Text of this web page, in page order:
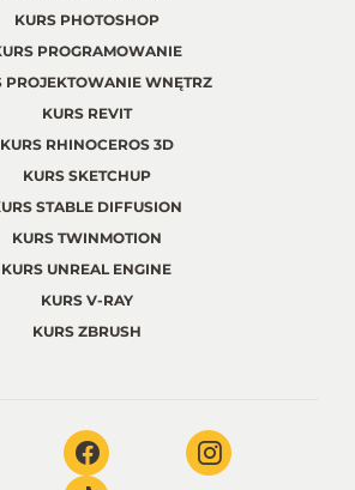
KURS PHOTOSHOP
PROGRAMOWANIE
PROJEKTOWANIE WNĘTRZ
KURS REVIT
KURS RHINOCEROS 3D
KURS SKETCHUP
STABLE DIFFUSION
KURS TWINMOTION
KURS UNREAL ENGINE
KURS V-RAY
KURS ZBRUSH